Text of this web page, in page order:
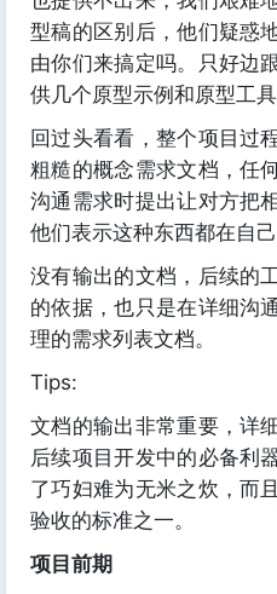
型稿的区别后，他们疑惑
由你们来搞定吗。只好边
供几个原型示例和原型工具
回过头看看，整个项目过
粗糙的概念需求文档，任
沟通需求时提出让对方把
他们表示这种东西都在自
没有输出的文档，后续的
的依据，也只是在详细沟
理的需求列表文档。
Tips:
文档的输出非常重要，详
后续项目开发中的必备利
了巧妇难为无米之炊，而
验收的标准之一。
项目前期